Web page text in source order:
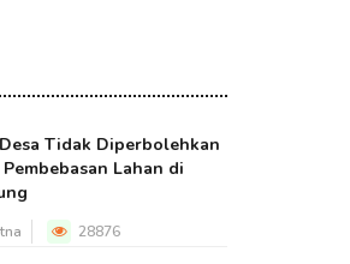
Tidak Diperbolehkan
Lahan di
28876